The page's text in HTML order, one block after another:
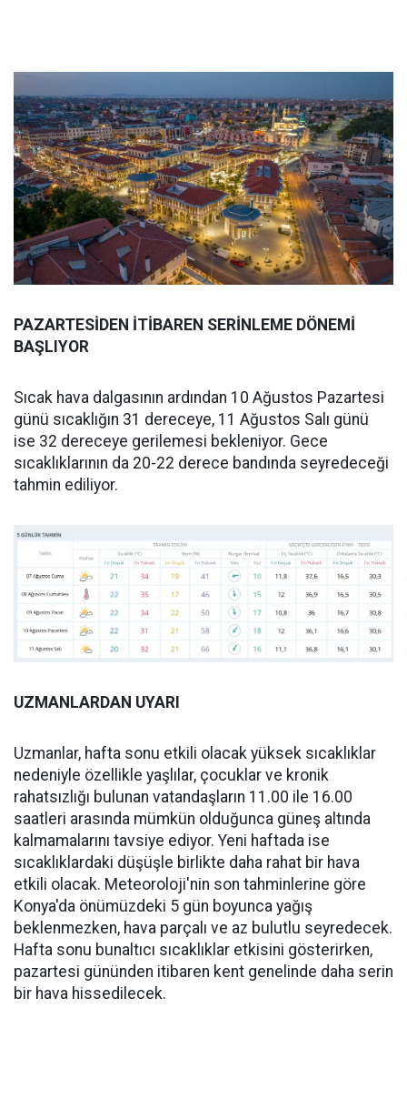
PAZARTESİDEN İTİBAREN SERİNLEME DÖNEMİ
BAŞLIYOR
Sıcak hava dalgasının ardından 10 Ağustos Pazartesi
günü sıcaklığın 31 dereceye, 11 Ağustos Salı günü
ise 32 dereceye gerilemesi bekleniyor. Gece
sıcaklıklarının da 20-22 derece bandında seyredeceği
tahmin ediliyor.
UZMANLARDAN UYARI
Uzmanlar, hafta sonu etkili olacak yüksek sıcaklıklar
nedeniyle özellikle yaşlılar, çocuklar ve kronik
rahatsızlığı bulunan vatandaşların 11.00 ile 16.00
saatleri arasında mümkün olduğunca güneş altında
kalmamalarını tavsiye ediyor. Yeni haftada ise
sıcaklıklardaki düşüşle birlikte daha rahat bir hava
etkili olacak. Meteoroloji'nin son tahminlerine göre
Konya'da önümüzdeki 5 gün boyunca yağış
beklenmezken, hava parçalı ve az bulutlu seyredecek.
Hafta sonu bunaltıcı sıcaklıklar etkisini gösterirken,
pazartesi gününden itibaren kent genelinde daha serin
bir hava hissedilecek.